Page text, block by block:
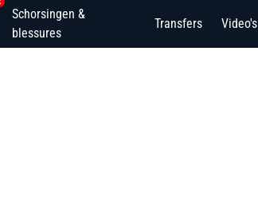
Schorsingen &
blessures
Transfers Video's